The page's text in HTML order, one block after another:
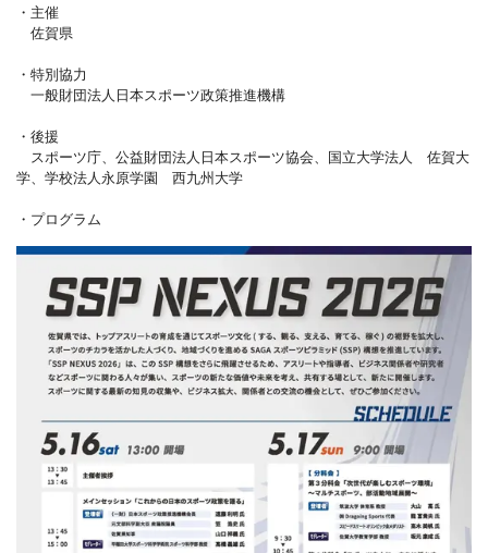
・主催
佐賀県
・特別協力
一般財団法人日本スポーツ政策推進機構
・後援
スポーツ庁、公益財団法人日本スポーツ協会、国立大学法人 佐賀大
学、学校法人永原学園 西九州大学
・プログラム